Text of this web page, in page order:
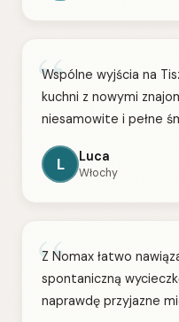
“
Wspólne wyjścia na
kuchni z nowymi
niesamowite i pełne
L Luca
Włochy
“
Z Nomax łatwo
spontaniczną
naprawdę przyjazne